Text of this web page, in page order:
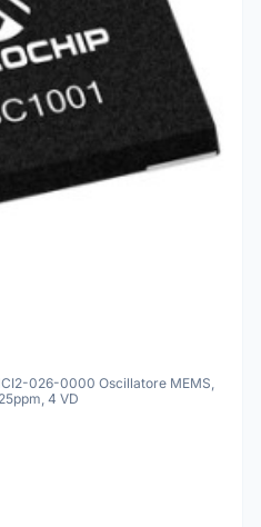
026-0000 Oscillatore MEMS,
4 VD